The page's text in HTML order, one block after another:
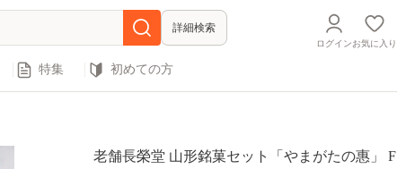
詳細検索
ログインお気に入り
特集 初めての方
老舗長榮堂 山形銘菓セット「やまがたの惠」 F